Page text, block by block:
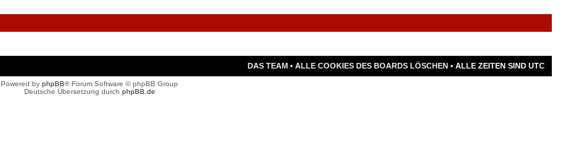
DAS TEAM • ALLE COOKIES DES BOARDS LÖSCHEN • ALLE ZEITEN SIND UTC
Powered by phpBB® Forum Software © phpBB Group
Deutsche Übersetzung durch phpBB.de